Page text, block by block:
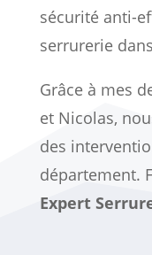
sécurité anti-
serrurerie
Grâce à mes
et Nicolas,
des
département.
Expert